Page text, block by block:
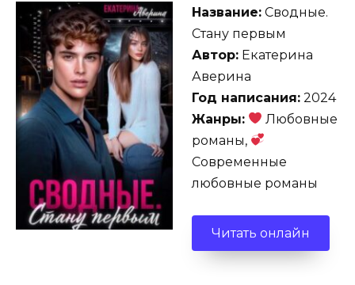
Название: Сводные.
Стану первым
Автор: Екатерина
Аверина
Год написания: 2024
Жанры:
Любовные
романы,
Современные
любовные романы
Читать онлайн